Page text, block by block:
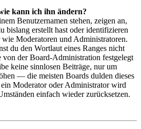
kann ich ihn ändern?
Benutzernamen stehen, zeigen an,
bislang erstellt hast oder identifizieren
wie Moderatoren und Administratoren.
du den Wortlaut eines Ranges nicht
von der Board-Administration festgelegt
keine sinnlosen Beiträge, nur um
— die meisten Boards dulden dieses
Moderator oder Administrator wird
einfach wieder zurücksetzen.